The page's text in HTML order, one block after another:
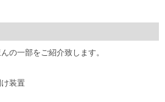
の一部をご紹介致します。
装置